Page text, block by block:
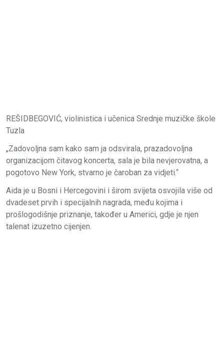
REŠIDBEGOVIĆ, violinistica i učenica Srednje muzičke škole
Tuzla
„Zadovoljna sam kako sam ja odsvirala, prazadovoljna
organizacijom čitavog koncerta, sala je bila nevjerovatna, a
pogotovo New York, stvarno je čaroban za vidjeti.“
Aida je u Bosni i Hercegovini i širom svijeta osvojila više od
dvadeset prvih i specijalnih nagrada, među kojima i
prošlogodišnje priznanje, također u Americi, gdje je njen
talenat izuzetno cijenjen.